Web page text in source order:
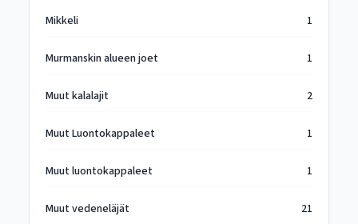
Mikkeli 1
Murmanskin alueen joet 1
Muut kalalajit 2
Muut Luontokappaleet 1
Muut luontokappaleet 1
Muut vedeneläjät 21